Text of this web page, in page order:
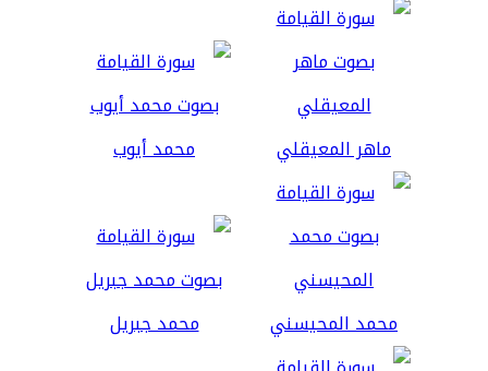
ماهر المعيقلي محمد أيوب
محمد المحيسني محمد جبريل